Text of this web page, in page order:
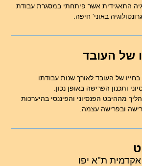
התאגידית אשר פיתחתי במסגרת עבודת
באוני' חיפה.
של העובד
של העובד לאורך שנות עבודתו
ותכנון הפרישה באופן נכון.
מההיבט הפנסיוני והפיננסי בהיערכות
ובפרישה עצמה.
ת"א יפו